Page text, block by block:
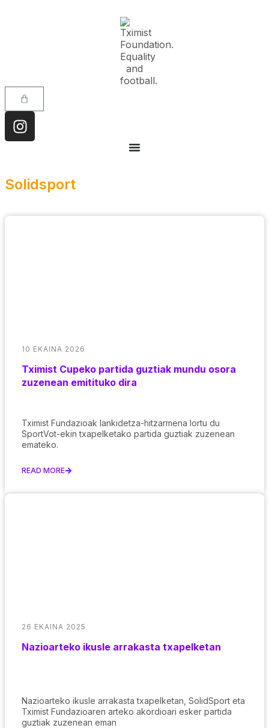
Solidsport
10 EKAINA 2026
Tximist Cupeko partida guztiak mundu osora
zuzenean emitituko dira
Tximist Fundazioak lankidetza-hitzarmena lortu du
SportVot-ekin txapelketako partida guztiak zuzenean
emateko.
READ MORE
26 EKAINA 2025
Nazioarteko ikusle arrakasta txapelketan
Nazioarteko ikusle arrakasta txapelketan, SolidSport eta
Tximist Fundazioaren arteko akordioari esker partida
guztiak zuzenean eman